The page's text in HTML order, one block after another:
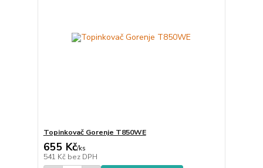
Topinkovač Gorenje T850WE
655 Kč/ks
541 Kč bez DPH